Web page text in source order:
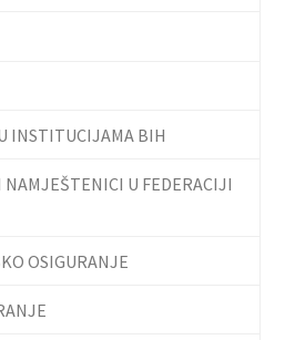
INSTITUCIJAMA BIH
U FEDERACIJI
OSIGURANJE